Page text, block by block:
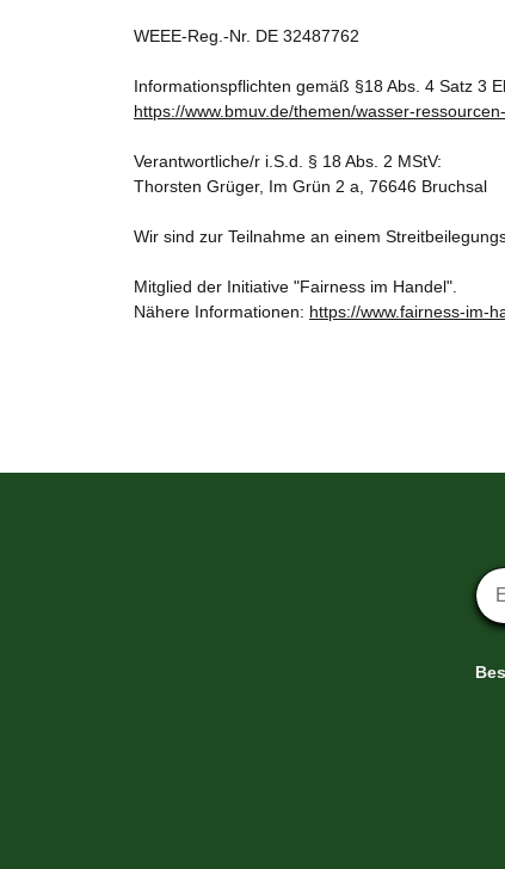
WEEE-Reg.-Nr. DE 32487762
Informationspflichten gemäß §18 Abs. 4 Satz 3
https://www.bmuv.de/themen/wasser-
Verantwortliche/r i.S.d. § 18 Abs. 2 MStV:
Thorsten Grüger, Im Grün 2 a, 76646 Bruchsal
Wir sind zur Teilnahme an einem
Mitglied der Initiative "Fairness im Handel".
Nähere Informationen: https://www.fairness-im-